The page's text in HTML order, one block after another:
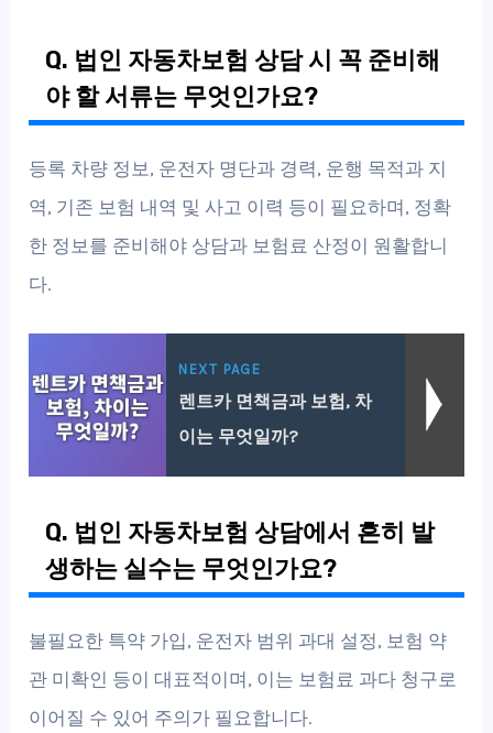
Q. 법인 자동차보험 상담 시 꼭 준비해
야 할 서류는 무엇인가요?
등록 차량 정보, 운전자 명단과 경력, 운행 목적과 지
역, 기존 보험 내역 및 사고 이력 등이 필요하며, 정확
한 정보를 준비해야 상담과 보험료 산정이 원활합니
다.
NEXT PAGE
렌트카 면책금과 보험, 차
이는 무엇일까?
Q. 법인 자동차보험 상담에서 흔히 발
생하는 실수는 무엇인가요?
불필요한 특약 가입, 운전자 범위 과대 설정, 보험 약
관 미확인 등이 대표적이며, 이는 보험료 과다 청구로
이어질 수 있어 주의가 필요합니다.